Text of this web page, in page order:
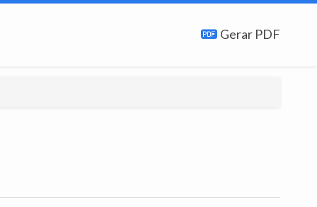
Gerar PDF